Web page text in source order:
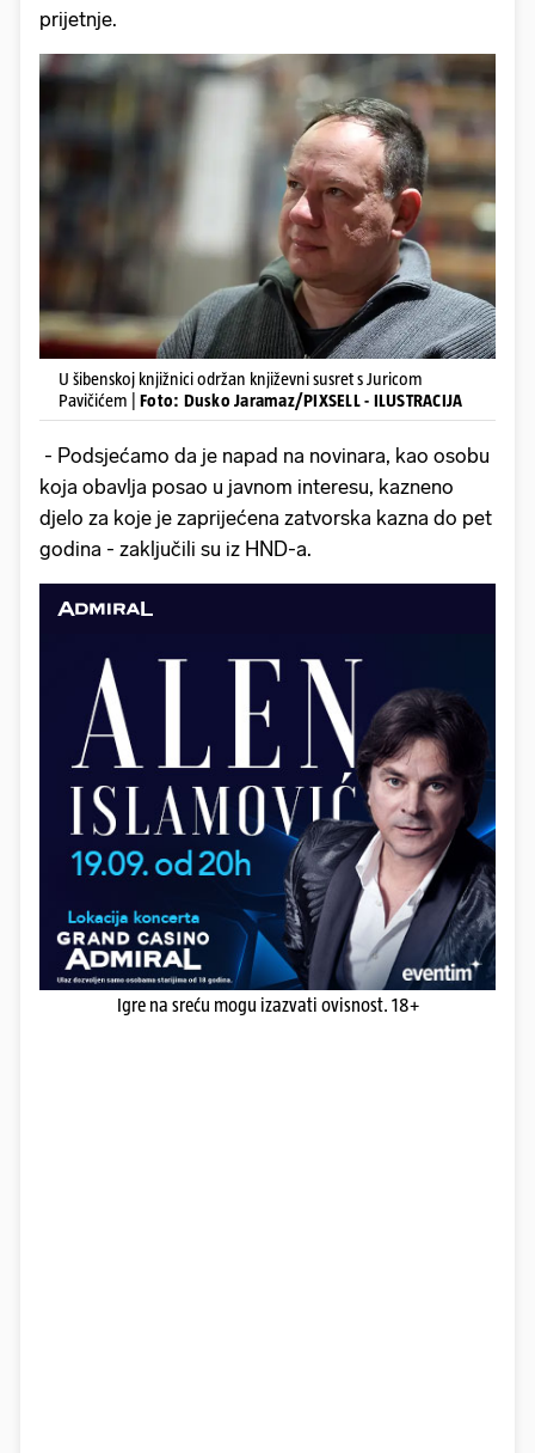
prijetnje.
U šibenskoj knjižnici održan književni susret s Juricom
Pavičićem | Foto: Dusko Jaramaz/PIXSELL - ILUSTRACIJA
- Podsjećamo da je napad na novinara, kao osobu
koja obavlja posao u javnom interesu, kazneno
djelo za koje je zaprijećena zatvorska kazna do pet
godina - zaključili su iz HND-a.
Igre na sreću mogu izazvati ovisnost. 18+